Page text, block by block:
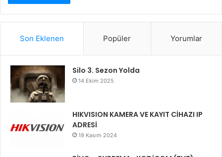
Son Eklenen Popüler Yorumlar
Silo 3. Sezon Yolda
14 Ekim 2025
HIKVISION KAMERA VE KAYIT CİHAZI IP
ADRESİ
19 Kasım 2024